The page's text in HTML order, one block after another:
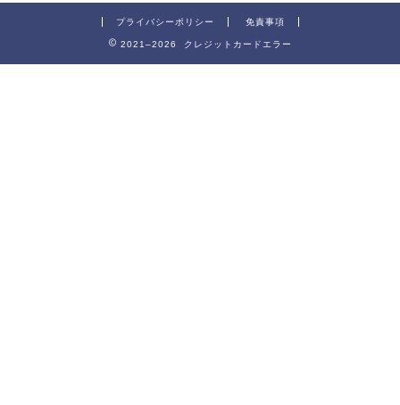
プライバシーポリシー 免責事項
2021–2026 クレジットカードエラー